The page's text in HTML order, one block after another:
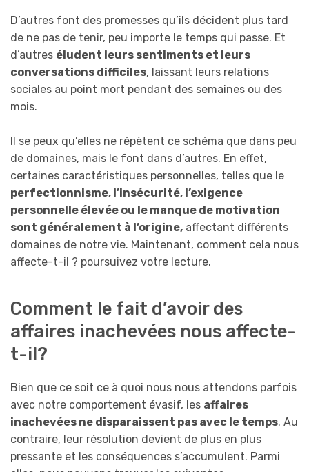
D’autres font des promesses qu’ils décident plus tard
de ne pas de tenir, peu importe le temps qui passe. Et
d’autres éludent leurs sentiments et leurs
conversations difficiles, laissant leurs relations
sociales au point mort pendant des semaines ou des
mois.
Il se peux qu’elles ne répètent ce schéma que dans peu
de domaines, mais le font dans d’autres. En effet,
certaines caractéristiques personnelles, telles que le
perfectionnisme, l’insécurité, l’exigence
personnelle élevée ou le manque de motivation
sont généralement à l’origine, affectant différents
domaines de notre vie. Maintenant, comment cela nous
affecte-t-il ? poursuivez votre lecture.
Comment le fait d’avoir des
affaires inachevées nous affecte-
t-il?
Bien que ce soit ce à quoi nous nous attendons parfois
avec notre comportement évasif, les affaires
inachevées ne disparaissent pas avec le temps. Au
contraire, leur résolution devient de plus en plus
pressante et les conséquences s’accumulent. Parmi